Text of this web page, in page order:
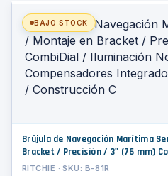
Brújula de Navegación Marítima
Bracket / Precisión / 3" (76 mm)
Nocturna NiteVu Verde /
RITCHIE · SKU: B-81R
BAJO STOCK